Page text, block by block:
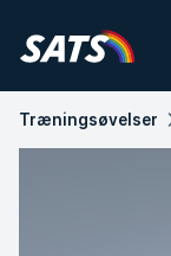
Træningsøvelser